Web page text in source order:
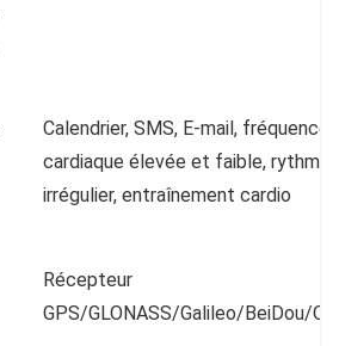
Calendrier, SMS, E-mail, fréquence
cardiaque élevée et faible, rythme
irrégulier, entraînement cardio
Récepteur
GPS/GLONASS/Galileo/BeiDou/